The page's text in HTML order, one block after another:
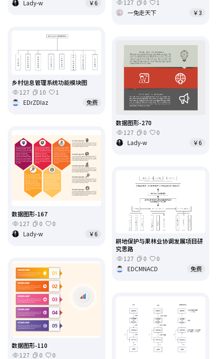
127 0
1
一兔走天下
￥3
Lady-w ￥6
乡村信息管理系统功能模块图
127
10
1
EDrZDIaz
免费
数据图形-270
127
0
0
Lady-w
￥6
数据图形-167
127
0
0
Lady-w
￥6
耕地保护与果林业协调发展项目研
究思路
127
0
0
EDCMNACD
免费
数据图形-110
127
0
0